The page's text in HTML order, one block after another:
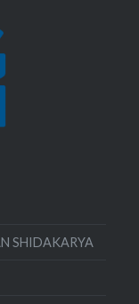
SHIDAKARYA